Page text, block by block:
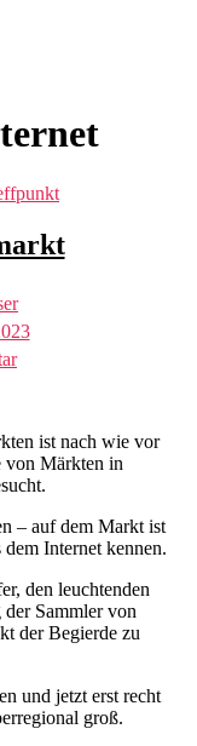
zu
Trend
ist nach wie vor
von Märkten in
– auf dem Markt ist
Internet kennen.
den leuchtenden
Sammler von
der Begierde zu
und jetzt erst recht
groß.